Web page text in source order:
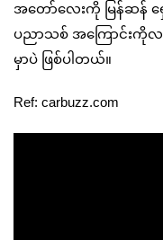
အတော်လေးကို မြန်ဆန်
ပညာသစ် အကြောင်းကို
မှာပဲ ဖြစ်ပါတယ်။
Ref: carbuzz.com